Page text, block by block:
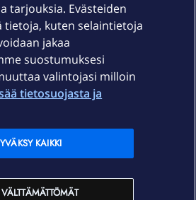
tarjouksia. Evästeiden
tietoja, kuten selaintietoja
jakaa
suostumuksesi
valintojasi milloin
tietosuojasta ja
KAIKKI